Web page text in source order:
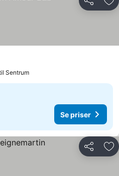
Del
Sentrum
Se priser
Del